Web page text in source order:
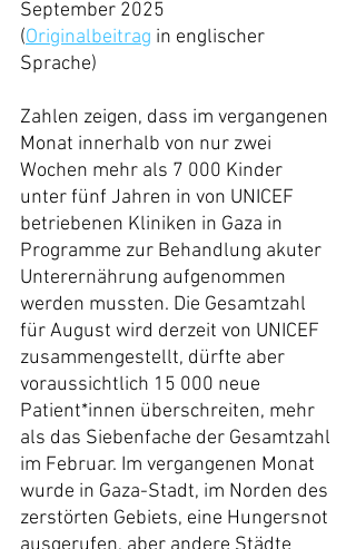
September 2025
(Originalbeitrag in englischer
Sprache)
Zahlen zeigen, dass im vergangenen
Monat innerhalb von nur zwei
Wochen mehr als 7 000 Kinder
unter fünf Jahren in von UNICEF
betriebenen Kliniken in Gaza in
Programme zur Behandlung akuter
Unterernährung aufgenommen
werden mussten. Die Gesamtzahl
für August wird derzeit von UNICEF
zusammengestellt, dürfte aber
voraussichtlich 15 000 neue
Patient*innen überschreiten, mehr
als das Siebenfache der Gesamtzahl
im Februar. Im vergangenen Monat
wurde in Gaza-Stadt, im Norden des
zerstörten Gebiets, eine Hungersnot